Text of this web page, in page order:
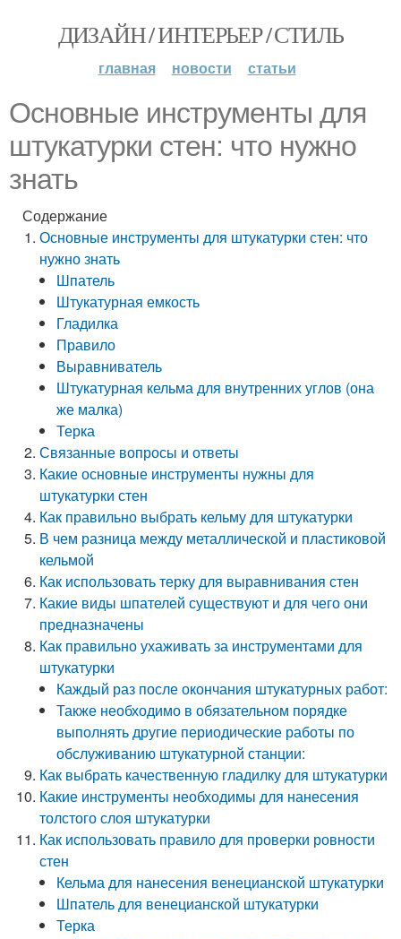
ДИЗАЙН / ИНТЕРЬЕР / СТИЛЬ
главная новости статьи
Основные инструменты для
штукатурки стен: что нужно
знать
Содержание
Основные инструменты для штукатурки стен: что
нужно знать
Шпатель
Штукатурная емкость
Гладилка
Правило
Выравниватель
Штукатурная кельма для внутренних углов (она
же малка)
Терка
Связанные вопросы и ответы
Какие основные инструменты нужны для
штукатурки стен
Как правильно выбрать кельму для штукатурки
В чем разница между металлической и пластиковой
кельмой
Как использовать терку для выравнивания стен
Какие виды шпателей существуют и для чего они
предназначены
Как правильно ухаживать за инструментами для
штукатурки
Каждый раз после окончания штукатурных работ:
Также необходимо в обязательном порядке
выполнять другие периодические работы по
обслуживанию штукатурной станции:
Как выбрать качественную гладилку для штукатурки
Какие инструменты необходимы для нанесения
толстого слоя штукатурки
Как использовать правило для проверки ровности
стен
Кельма для нанесения венецианской штукатурки
Шпатель для венецианской штукатурки
Терка